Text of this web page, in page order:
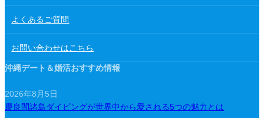
よくあるご質問
お問い合わせはこちら
沖縄デート＆婚活おすすめ情報
2026年8月5日
慶良間諸島ダイビングが世界中から愛される5つの魅力とは